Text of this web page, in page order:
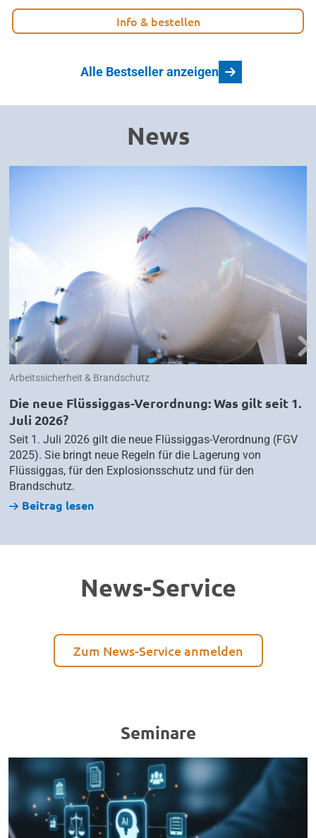
Info & bestellen
Alle Bestseller anzeigen
News
Previous Next
Arbeitssicherheit & Brandschutz
Die neue Flüssiggas-Verordnung: Was gilt seit 1.
Juli 2026?
Seit 1. Juli 2026 gilt die neue Flüssiggas-Verordnung (FGV
2025). Sie bringt neue Regeln für die Lagerung von
Flüssiggas, für den Explosionsschutz und für den
Brandschutz.
Beitrag lesen
News-Service
Zum News-Service anmelden
Seminare